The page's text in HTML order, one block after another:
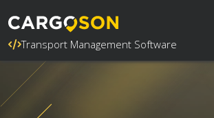
Transport Management Software